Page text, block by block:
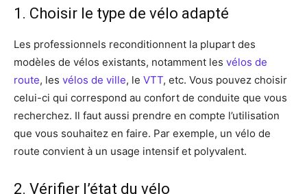
1. Choisir le type de vélo adapté
Les professionnels reconditionnent la plupart des
modèles de vélos existants, notamment les vélos de
route, les vélos de ville, le VTT, etc. Vous pouvez choisir
celui-ci qui correspond au confort de conduite que vous
recherchez. Il faut aussi prendre en compte l’utilisation
que vous souhaitez en faire. Par exemple, un vélo de
route convient à un usage intensif et polyvalent.
2. Vérifier l’état du vélo